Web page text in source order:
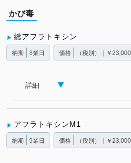
かび毒
総アフラトキシン
納期 8業日 価格 （税別）｜￥23,000
詳細
アフラトキシンM1
納期 9業日 価格 （税別）｜￥